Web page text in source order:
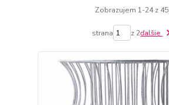
Zobrazujem 1-24 z 45
strana z 2ďalšie